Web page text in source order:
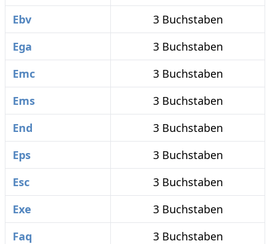
Ebv
3 Buchstaben
Ega
3 Buchstaben
Emc
3 Buchstaben
Ems
3 Buchstaben
End
3 Buchstaben
Eps
3 Buchstaben
Esc
3 Buchstaben
Exe
3 Buchstaben
Faq
3 Buchstaben